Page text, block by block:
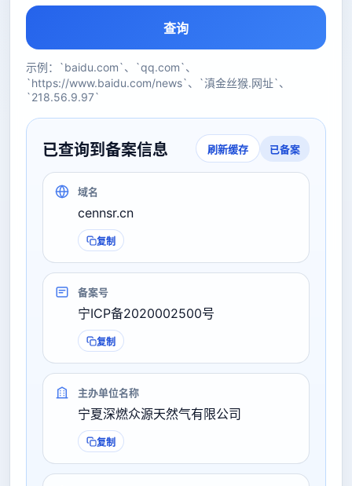
查询
示例：`baidu.com`、`qq.com`、
`https://www.baidu.com/news`、`滇金丝猴.网址`、
`218.56.9.97`
已查询到备案信息 刷新缓存 已备案
域名
cennsr.cn
复制
备案号
宁ICP备2020002500号
复制
主办单位名称
宁夏深燃众源天然气有限公司
复制